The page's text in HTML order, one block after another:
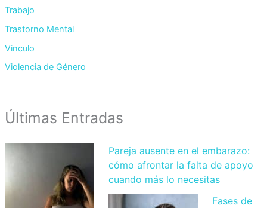
Trabajo
Trastorno Mental
Vinculo
Violencia de Género
Últimas Entradas
Pareja ausente en el embarazo:
cómo afrontar la falta de apoyo
cuando más lo necesitas
Fases de